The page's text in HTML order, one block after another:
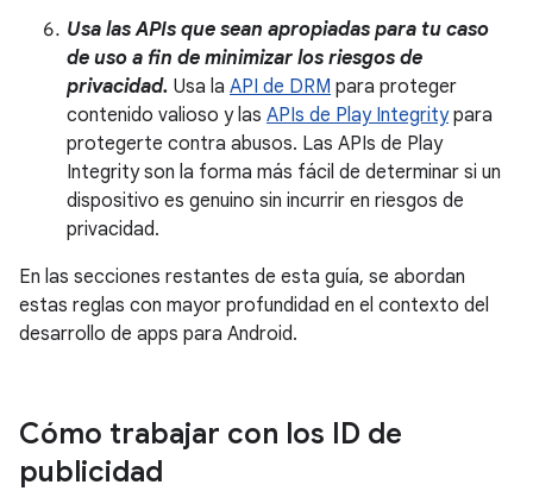
Usa las APIs que sean apropiadas para tu caso
de uso a fin de minimizar los riesgos de
privacidad. Usa la API de DRM para proteger
contenido valioso y las APIs de Play Integritypara
protegerte contra abusos. Las APIs de Play
Integrity son la forma más fácil de determinar si un
dispositivo es genuino sin incurrir en riesgos de
privacidad.
En las secciones restantes de esta guía, se abordan
estas reglas con mayor profundidad en el contexto del
desarrollo de apps para Android.
Cómo trabajar con los ID de
publicidad